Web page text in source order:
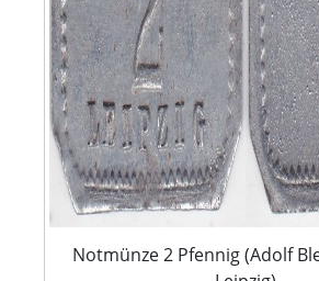
Notmünze 2 Pfennig (Adolf